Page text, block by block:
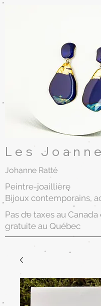
Les
Johanne Ratté
Peintre-joaillière
Bijoux contemporains,
Pas de taxes au
gratuite au Québec